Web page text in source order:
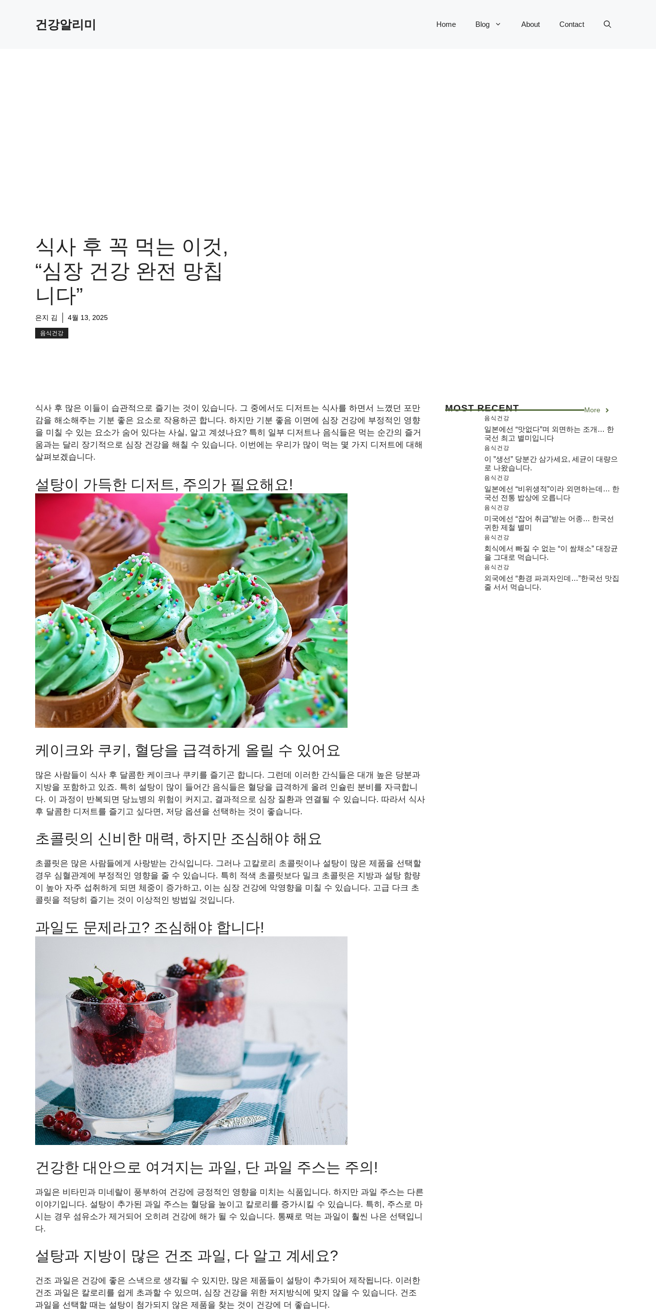
건강알리미 Home Blog About Contact
식사 후 꼭 먹는 이것,
“심장 건강 완전 망칩
니다”
은지 김 4월 13, 2025
음식건강
식사 후 많은 이들이 습관적으로 즐기는 것이 있습니다. 그 중에서도 디저트는 식사를 하면서 느꼈던 포만
감을 해소해주는 기분 좋은 요소로 작용하곤 합니다. 하지만 기분 좋음 이면에 심장 건강에 부정적인 영향
을 미칠 수 있는 요소가 숨어 있다는 사실, 알고 계셨나요? 특히 일부 디저트나 음식들은 먹는 순간의 즐거
움과는 달리 장기적으로 심장 건강을 해칠 수 있습니다. 이번에는 우리가 많이 먹는 몇 가지 디저트에 대해
살펴보겠습니다.
설탕이 가득한 디저트, 주의가 필요해요!
케이크와 쿠키, 혈당을 급격하게 올릴 수 있어요
많은 사람들이 식사 후 달콤한 케이크나 쿠키를 즐기곤 합니다. 그런데 이러한 간식들은 대개 높은 당분과
지방을 포함하고 있죠. 특히 설탕이 많이 들어간 음식들은 혈당을 급격하게 올려 인슐린 분비를 자극합니
다. 이 과정이 반복되면 당뇨병의 위험이 커지고, 결과적으로 심장 질환과 연결될 수 있습니다. 따라서 식사
후 달콤한 디저트를 즐기고 싶다면, 저당 옵션을 선택하는 것이 좋습니다.
초콜릿의 신비한 매력, 하지만 조심해야 해요
초콜릿은 많은 사람들에게 사랑받는 간식입니다. 그러나 고칼로리 초콜릿이나 설탕이 많은 제품을 선택할
경우 심혈관계에 부정적인 영향을 줄 수 있습니다. 특히 적색 초콜릿보다 밀크 초콜릿은 지방과 설탕 함량
이 높아 자주 섭취하게 되면 체중이 증가하고, 이는 심장 건강에 악영향을 미칠 수 있습니다. 고급 다크 초
콜릿을 적당히 즐기는 것이 이상적인 방법일 것입니다.
과일도 문제라고? 조심해야 합니다!
건강한 대안으로 여겨지는 과일, 단 과일 주스는 주의!
과일은 비타민과 미네랄이 풍부하여 건강에 긍정적인 영향을 미치는 식품입니다. 하지만 과일 주스는 다른
이야기입니다. 설탕이 추가된 과일 주스는 혈당을 높이고 칼로리를 증가시킬 수 있습니다. 특히, 주스로 마
시는 경우 섬유소가 제거되어 오히려 건강에 해가 될 수 있습니다. 통째로 먹는 과일이 훨씬 나은 선택입니
다.
설탕과 지방이 많은 건조 과일, 다 알고 계세요?
건조 과일은 건강에 좋은 스낵으로 생각될 수 있지만, 많은 제품들이 설탕이 추가되어 제작됩니다. 이러한
건조 과일은 칼로리를 쉽게 초과할 수 있으며, 심장 건강을 위한 저지방식에 맞지 않을 수 있습니다. 건조
과일을 선택할 때는 설탕이 첨가되지 않은 제품을 찾는 것이 건강에 더 좋습니다.
MOST RECENT More
음식건강
일본에선 “맛없다”며 외면하는 조개… 한
국선 최고 별미입니다
음식건강
이 ”생선” 당분간 삼가세요, 세균이 대량으
로 나왔습니다.
음식건강
일본에선 “비위생적”이라 외면하는데… 한
국선 전통 밥상에 오릅니다
음식건강
미국에선 “잡어 취급”받는 어종… 한국선
귀한 제철 별미
음식건강
회식에서 빠질 수 없는 “이 쌈채소” 대장균
을 그대로 먹습니다.
음식건강
외국에선 “환경 파괴자인데…”한국선 맛집
줄 서서 먹습니다.